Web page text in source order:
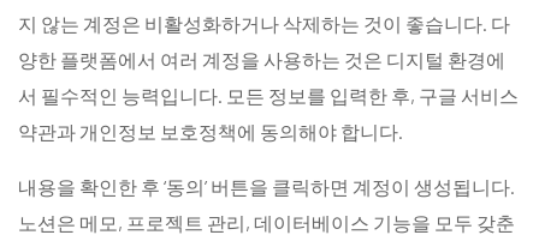
지 않는 계정은 비활성화하거나 삭제하는 것이 좋습니다. 다
양한 플랫폼에서 여러 계정을 사용하는 것은 디지털 환경에
서 필수적인 능력입니다. 모든 정보를 입력한 후, 구글 서비스
약관과 개인정보 보호정책에 동의해야 합니다.
내용을 확인한 후 ‘동의’ 버튼을 클릭하면 계정이 생성됩니다.
노션은 메모, 프로젝트 관리, 데이터베이스 기능을 모두 갖춘